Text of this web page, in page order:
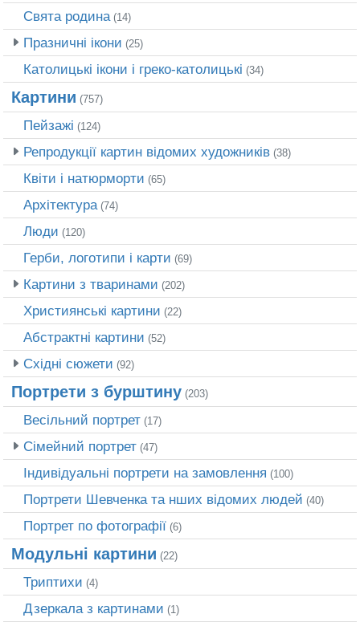
Свята родина(14)
Празничні ікони (25)
Католицькі ікони і греко-католицькі (34)
Картини (757)
Пейзажі (124)
Репродукції картин відомих художників (38)
Квіти і натюрморти (65)
Архітектура(74)
Люди (120)
Герби, логотипи і карти (69)
Картини з тваринами (202)
Християнські картини (22)
Абстрактні картини (52)
Східні сюжети (92)
Портрети з бурштину (203)
Весільний портрет (17)
Сімейний портрет (47)
Індивідуальні портрети на замовлення (100)
Портрети Шевченка та нших відомих людей (40)
Портрет по фотографії (6)
Модульні картини (22)
Триптихи (4)
Дзеркала з картинами (1)